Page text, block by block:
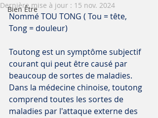
Bien Être
Dernière mise à jour : 15 nov. 2024
Nommé TOU TONG ( Tou = tête,
Tong = douleur)
Toutong est un symptôme subjectif
courant qui peut être causé par
beaucoup de sortes de maladies.
Dans la médecine chinoise, toutong
comprend toutes les sortes de
maladies par l'attaque externe des